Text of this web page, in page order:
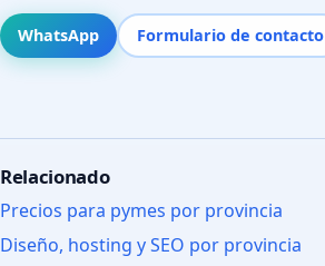
WhatsApp Formulario de contacto
Relacionado
Precios para pymes por provincia
Diseño, hosting y SEO por provincia